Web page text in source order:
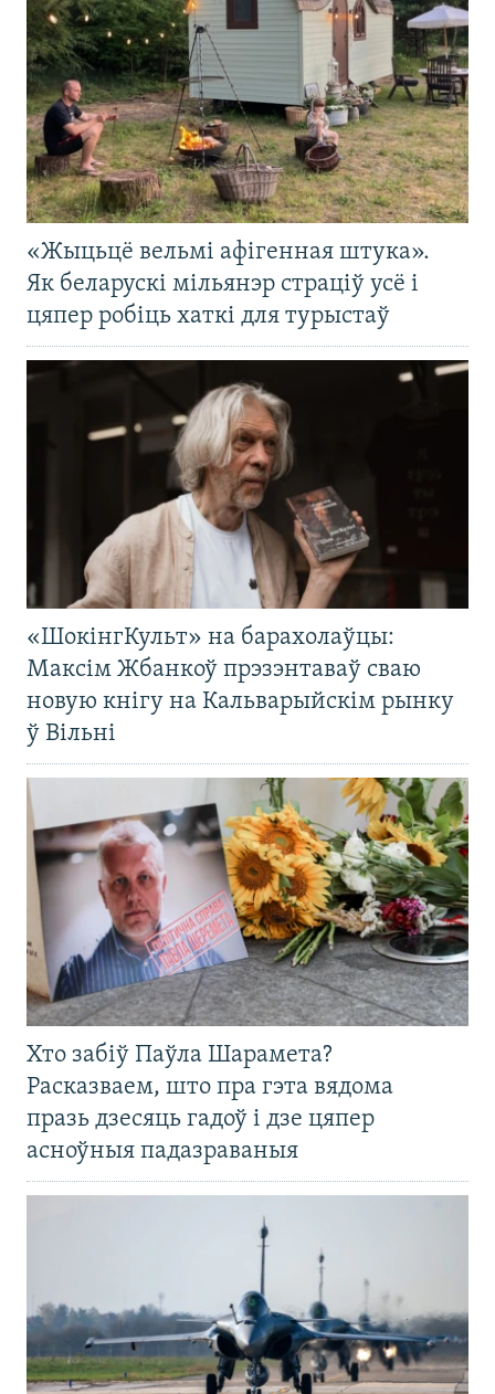
«Жыцьцё вельмі афігенная штука».
Як беларускі мільянэр страціў усё і
цяпер робіць хаткі для турыстаў
«ШокінгКульт» на барахолаўцы:
Максім Жбанкоў прэзэнтаваў сваю
новую кнігу на Кальварыйскім рынку
ў Вільні
Хто забіў Паўла Шарамета?
Расказваем, што пра гэта вядома
празь дзесяць гадоў і дзе цяпер
асноўныя падазраваныя